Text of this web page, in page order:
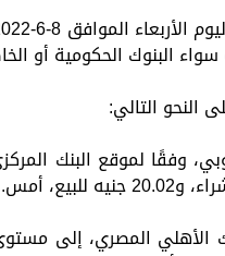
البنوك الحكومية أو